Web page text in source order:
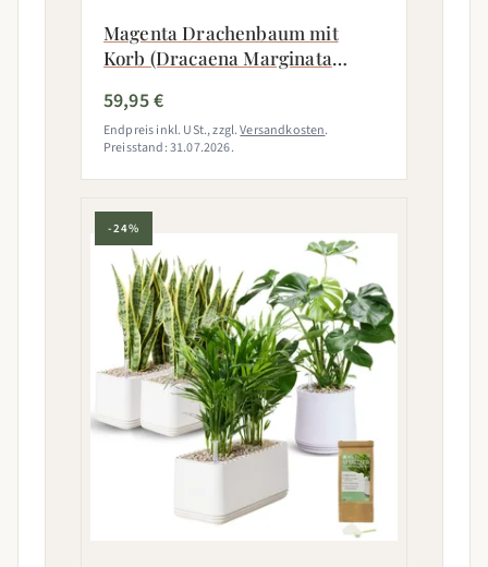
Magenta Drachenbaum mit
Korb (Dracaena Marginata
59,95 €
Endpreis inkl. USt., zzgl.Versandkosten.
Preisstand: 31.07.2026.
-24%